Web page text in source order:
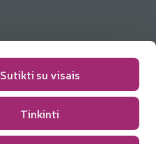
Sutikti su visais
Tinkinti
0,00 €